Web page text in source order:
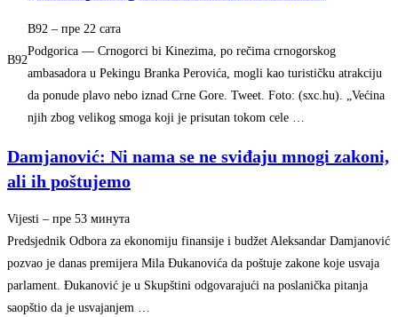
B92
B92 – ‎пре 22 сата‎
Podgorica — Crnogorci bi Kinezima, po rečima crnogorskog
ambasadora u Pekingu Branka Perovića, mogli kao turističku atrakciju
da ponude plavo nebo iznad Crne Gore. Tweet. Foto: (sxc.hu). „Većina
njih zbog velikog smoga koji je prisutan tokom cele …
Damjanović: Ni nama se ne sviđaju mnogi zakoni,
ali ih poštujemo
Vijesti – ‎пре 53 минута‎
Predsjednik Odbora za ekonomiju finansije i budžet Aleksandar Damjanović
pozvao je danas premijera Mila Đukanovića da poštuje zakone koje usvaja
parlament. Đukanović je u Skupštini odgovarajući na poslanička pitanja
saopštio da je usvajanjem …